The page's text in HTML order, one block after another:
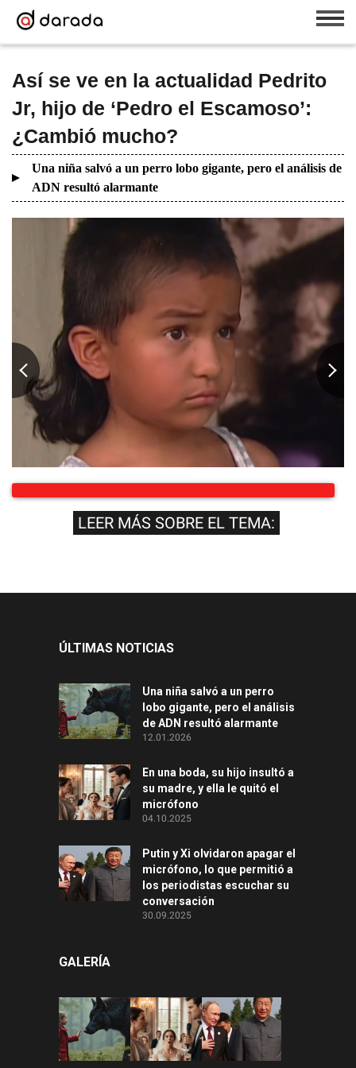
Así se ve en la actualidad Pedrito
Jr, hijo de ‘Pedro el Escamoso’:
¿Cambió mucho?
Una niña salvó a un perro lobo gigante, pero el análisis de
ADN resultó alarmante
LEER MÁS SOBRE EL TEMA:
ÚLTIMAS NOTICIAS
Una niña salvó a un perro
lobo gigante, pero el análisis
de ADN resultó alarmante
12.01.2026
En una boda, su hijo insultó a
su madre, y ella le quitó el
micrófono
04.10.2025
Putin y Xi olvidaron apagar el
micrófono, lo que permitió a
los periodistas escuchar su
conversación
30.09.2025
GALERÍA